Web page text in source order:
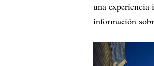
una experiencia
información